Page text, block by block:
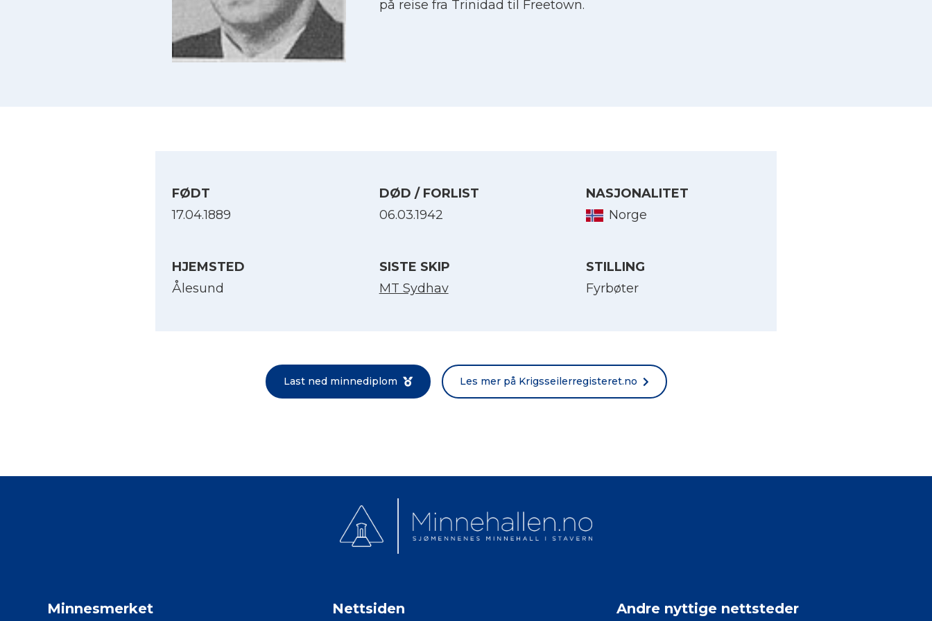
på reise fra Trinidad til Freetown.
FØDT
17.04.1889
DØD / FORLIST
06.03.1942
NASJONALITET
Norge
HJEMSTED
Ålesund
SISTE SKIP
MT Sydhav
STILLING
Fyrbøter
Last ned minnediplom Les mer på Krigsseilerregisteret.no
Minnesmerket Nettsiden Andre nyttige nettsteder